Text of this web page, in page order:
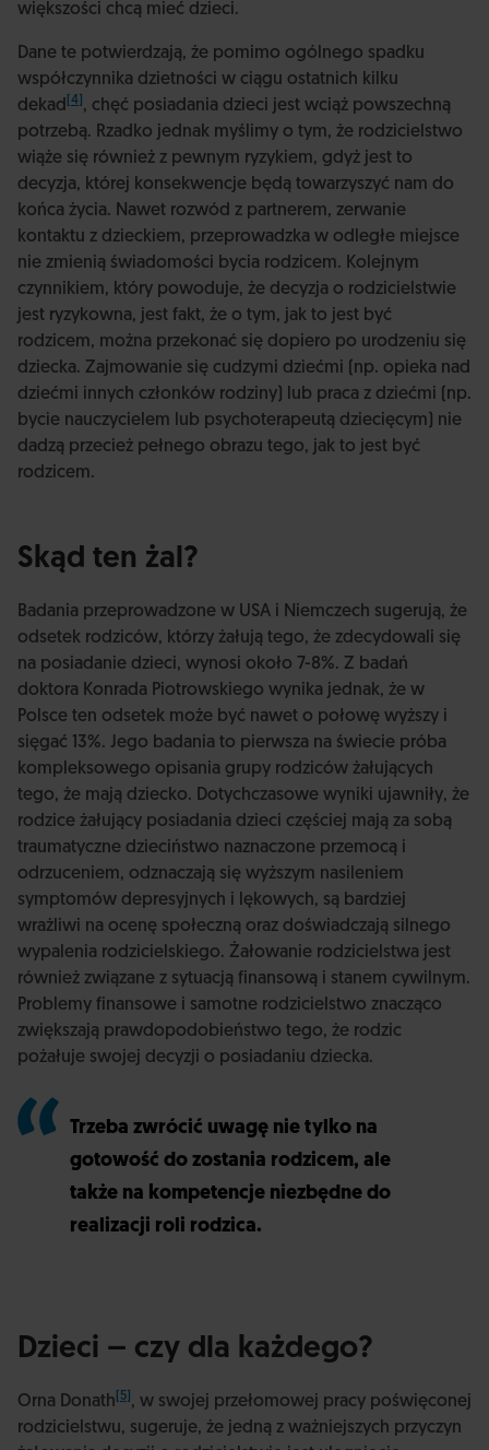
większości chcą mieć dzieci.
Dane te potwierdzają, że pomimo ogólnego spadku
współczynnika dzietności w ciągu ostatnich kilku
dekad [4] , chęć posiadania dzieci jest wciąż powszechną
potrzebą. Rzadko jednak myślimy o tym, że rodzicielstwo
wiąże się również z pewnym ryzykiem, gdyż jest to
decyzja, której konsekwencje będą towarzyszyć nam do
końca życia. Nawet rozwód z partnerem, zerwanie
kontaktu z dzieckiem, przeprowadzka w odległe miejsce
nie zmienią świadomości bycia rodzicem. Kolejnym
czynnikiem, który powoduje, że decyzja o rodzicielstwie
jest ryzykowna, jest fakt, że o tym, jak to jest być
rodzicem, można przekonać się dopiero po urodzeniu się
dziecka. Zajmowanie się cudzymi dziećmi (np. opieka nad
dziećmi innych członków rodziny) lub praca z dziećmi (np.
bycie nauczycielem lub psychoterapeutą dziecięcym) nie
dadzą przecież pełnego obrazu tego, jak to jest być
rodzicem.
Skąd ten żal?
Badania przeprowadzone w USA i Niemczech sugerują, że
odsetek rodziców, którzy żałują tego, że zdecydowali się
na posiadanie dzieci, wynosi około 7-8%. Z badań
doktora Konrada Piotrowskiego wynika jednak, że w
Polsce ten odsetek może być nawet o połowę wyższy i
sięgać 13%. Jego badania to pierwsza na świecie próba
kompleksowego opisania grupy rodziców żałujących
tego, że mają dziecko. Dotychczasowe wyniki ujawniły, że
rodzice żałujący posiadania dzieci częściej mają za sobą
traumatyczne dzieciństwo naznaczone przemocą i
odrzuceniem, odznaczają się wyższym nasileniem
symptomów depresyjnych i lękowych, są bardziej
wrażliwi na ocenę społeczną oraz doświadczają silnego
wypalenia rodzicielskiego. Żałowanie rodzicielstwa jest
również związane z sytuacją finansową i stanem cywilnym.
Problemy finansowe i samotne rodzicielstwo znacząco
zwiększają prawdopodobieństwo tego, że rodzic
pożałuje swojej decyzji o posiadaniu dziecka.
Trzeba zwrócić uwagę nie tylko na
gotowość do zostania rodzicem, ale
także na kompetencje niezbędne do
realizacji roli rodzica.
Dzieci – czy dla każdego?
Orna Donath [5] , w swojej przełomowej pracy poświęconej
rodzicielstwu, sugeruje, że jedną z ważniejszych przyczyn